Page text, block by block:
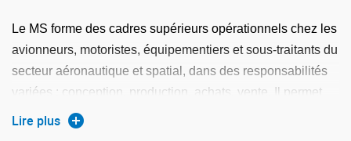
Calendrier
Durée : 400 heures de formation
Période pédagogique : Septembre/Mars
Période professionnelle : Avril/Septembre
Le MS forme des cadres supérieurs opérationnels chez les
avionneurs, motoristes, équipementiers et sous-traitants du
secteur aéronautique et spatial, dans des responsabilités
variées : conception, production, achats, vente. Il permet
également d’accéder à des entreprises souhaitant exploiter
Lire plus